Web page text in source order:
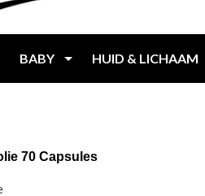
BABY HUID & LICHAAM
70 Capsules